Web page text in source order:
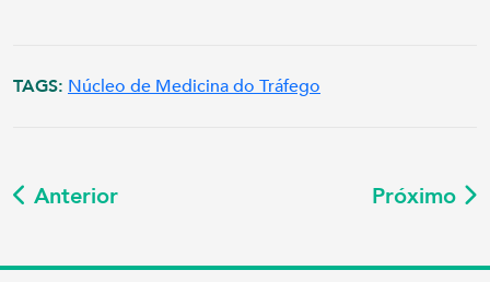
TAGS: Núcleo de Medicina do Tráfego
Anterior Próximo